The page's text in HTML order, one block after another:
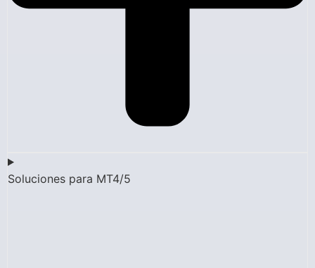
Soluciones para MT4/5